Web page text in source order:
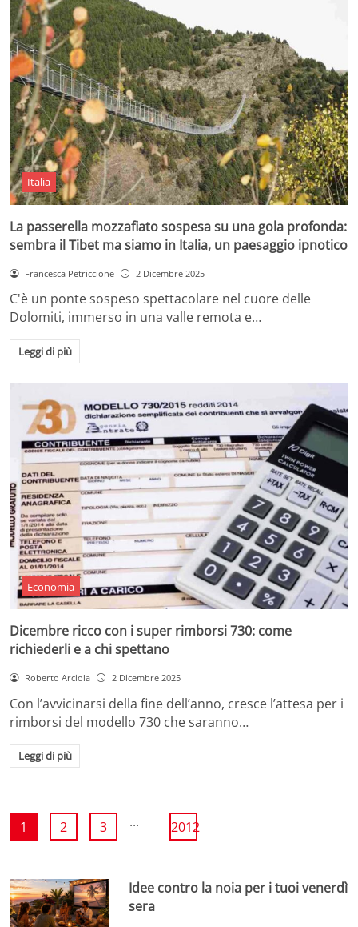
Italia
La passerella mozzafiato sospesa su una gola profonda:
sembra il Tibet ma siamo in Italia, un paesaggio ipnotico
Francesca Petriccione 2 Dicembre 2025
C'è un ponte sospeso spettacolare nel cuore delle
Dolomiti, immerso in una valle remota e…
Leggi di più
Economia
Dicembre ricco con i super rimborsi 730: come
richiederli e a chi spettano
Roberto Arciola 2 Dicembre 2025
Con l’avvicinarsi della fine dell’anno, cresce l’attesa per i
rimborsi del modello 730 che saranno…
Leggi di più
1 2 3 ... 2012
Idee contro la noia per i tuoi venerdì
sera